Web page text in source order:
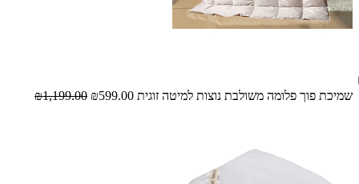
שמיכת פוך פלומה משולבת נוצות למיטה זוגית ₪599.00
₪1,199.00